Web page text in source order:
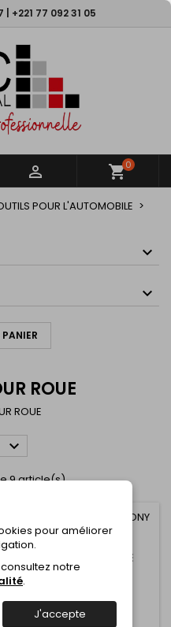
| +221 77 092 31 05
 shopping_cart0
POUR L'AUTOMOBILE
ROUE
ROUE

9 article(s)
GOUJON ROUE
×
add_circle_outlineCreate new list
×
((modalDeleteText))
×
((createText))
×
ajouter des produits
((loginText))
pour améliorer
notre
.
J'accepte